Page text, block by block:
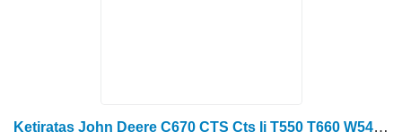
Ketiratas John Deere C670 CTS Cts Ii T550 T660 W540 W550 W650 Passend